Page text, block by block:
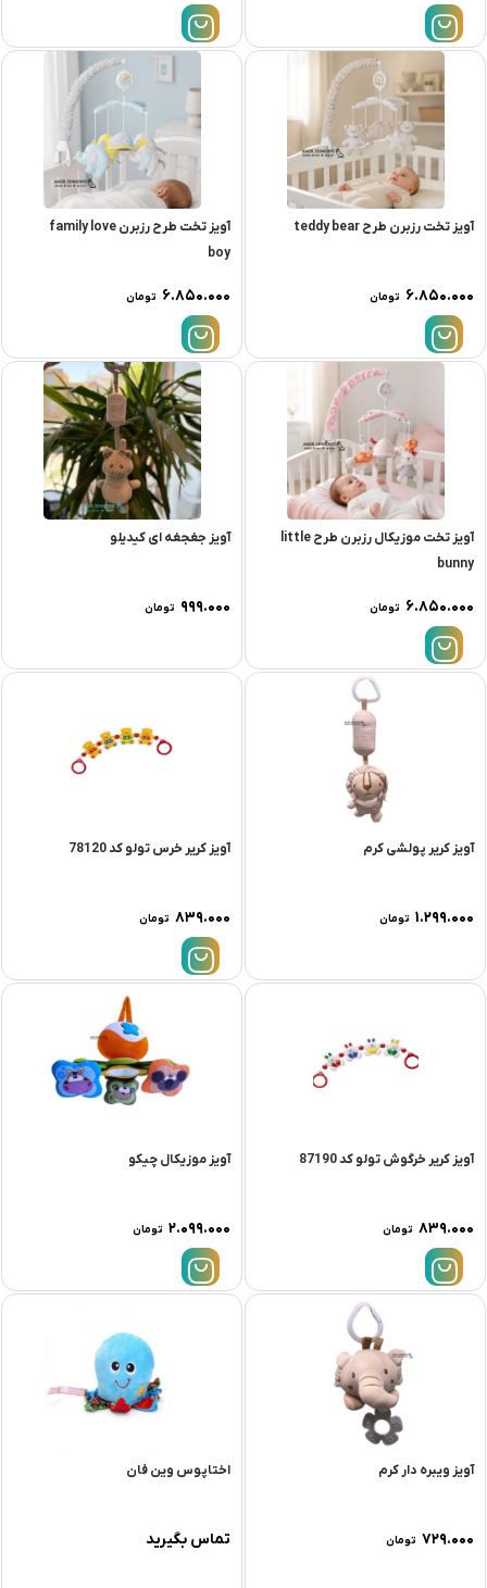
آویز تخت رزبرن طرح teddy bear
۶.۸۵۰.۰۰۰ تومان
آویز تخت طرح رزبرن family love
boy
۶.۸۵۰.۰۰۰ تومان
آویز تخت موزیکال رزبرن طرح little
bunny
۶.۸۵۰.۰۰۰ تومان
آویز جغجغه ای کیدیلو
۹۹۹.۰۰۰ تومان
آویز کریر پولشی کرم
۱.۲۹۹.۰۰۰ تومان
آویز کریر خرس تولو کد 78120
۸۳۹.۰۰۰ تومان
آویز کریر خرگوش تولو کد 87190
۸۳۹.۰۰۰ تومان
آویز موزیکال چیکو
۲.۰۹۹.۰۰۰ تومان
آویز ویبره دار کرم
۷۲۹.۰۰۰ تومان
اختاپوس وین فان
تماس بگیرید